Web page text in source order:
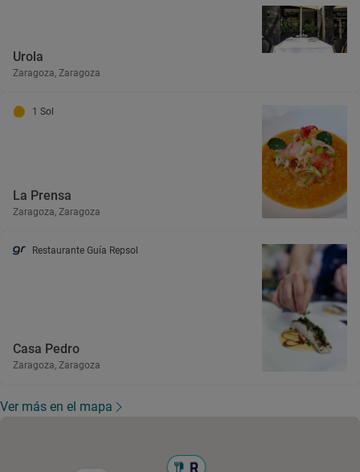
Urola
Zaragoza, Zaragoza
1 Sol
La Prensa
Zaragoza, Zaragoza
Restaurante Guía Repsol
Casa Pedro
Zaragoza, Zaragoza
Ver más en el mapa